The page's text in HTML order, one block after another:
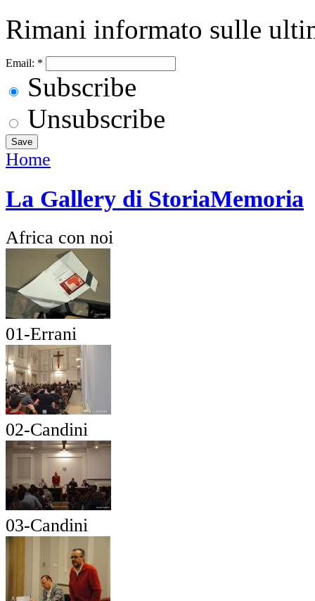
Rimani informato sulle
Email: *
Subscribe
Unsubscribe
Home
La Gallery di StoriaMemoria
Africa con noi
01-Errani
02-Candini
03-Candini